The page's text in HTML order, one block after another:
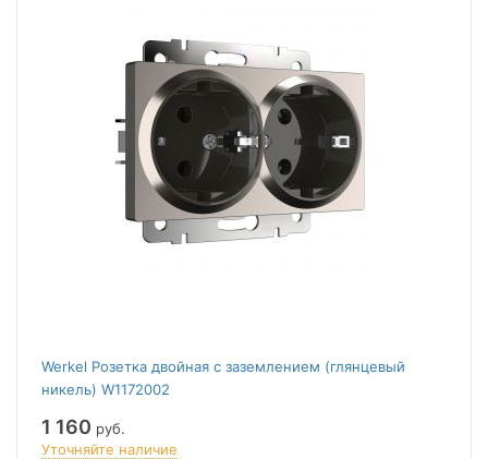
Werkel Розетка двойная с заземлением (глянцевый
никель) W1172002
1 160 руб.
Уточняйте наличие